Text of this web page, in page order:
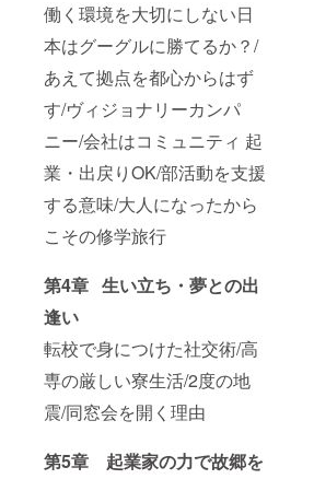
働く環境を大切にしない日
本はグーグルに勝てるか？/
あえて拠点を都心からはず
す/ヴィジョナリーカンパ
ニー/会社はコミュニティ 起
業・出戻りOK/部活動を支援
する意味/大人になったから
こその修学旅行
第4章 生い立ち・夢との出
逢い
転校で身につけた社交術/高
専の厳しい寮生活/2度の地
震/同窓会を開く理由
第5章 起業家の力で故郷を